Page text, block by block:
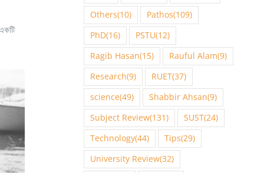
Others(10) Pathos(109)
PhD(16) PSTU(12)
Ragib Hasan(15) Rauful Alam(9)
Research(9) RUET(37)
science(49) Shabbir Ahsan(9)
Subject Review(131) SUST(24)
Technology(44) Tips(29)
University Review(32)